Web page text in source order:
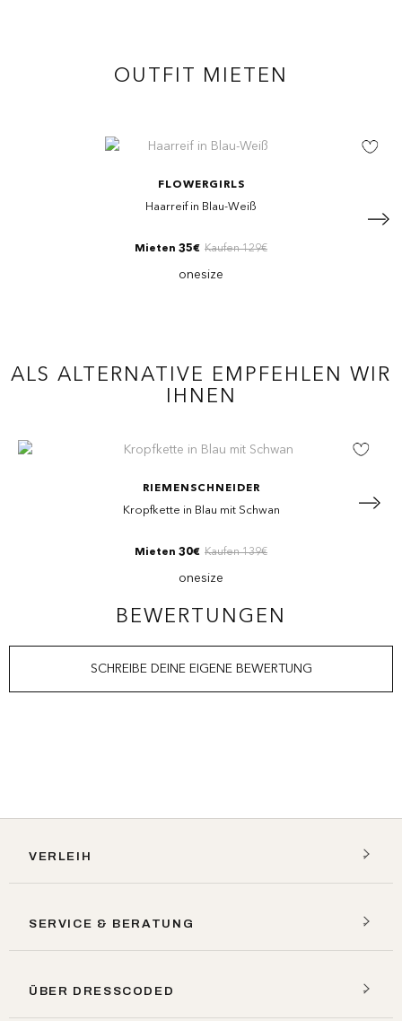
OUTFIT MIETEN
FLOWERGIRLS
Haarreif in Blau-Weiß
Mieten 35€ Kaufen 129€
onesize
ALS ALTERNATIVE EMPFEHLEN WIR
IHNEN
RIEMENSCHNEIDER
Kropfkette in Blau mit Schwan
Mieten 30€ Kaufen 139€
onesize
BEWERTUNGEN
SCHREIBE DEINE EIGENE BEWERTUNG
Review Image
VERLEIH
SERVICE & BERATUNG
ÜBER DRESSCODED